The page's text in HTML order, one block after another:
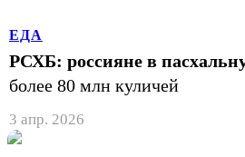
ЕДА
РСХБ: россияне в
более 80 млн куличей
3 апр. 2026